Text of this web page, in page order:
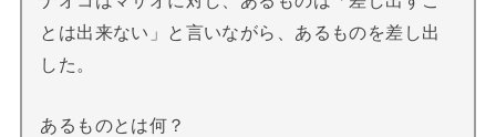
とは出来ない」と言いながら、あるものを差し出
した。
あるものとは何？